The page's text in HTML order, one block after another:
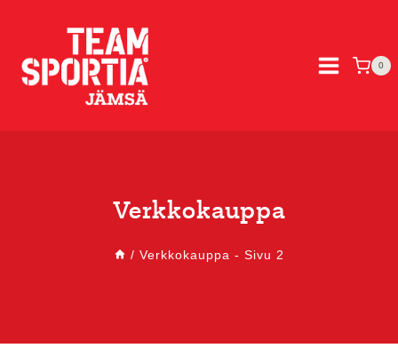
0
Verkkokauppa
/ Verkkokauppa - Sivu 2